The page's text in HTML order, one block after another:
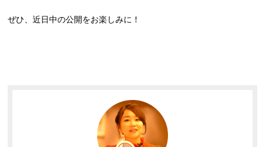
ぜひ、近日中の公開をお楽しみに！